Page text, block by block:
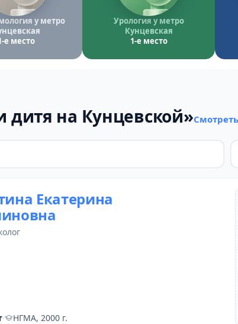
у метро
е место
Урология у метро
Кунцевская
1-е место
на Кунцевской»
Екатерина
· НГМА, 2000 г.